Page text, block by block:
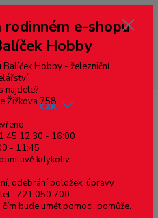
zemí, pokud chcete platit v eurech
měny - pravý horní roh ---
zásilku nevyzvednete, bude po
platbou za poštovné, v opačném
na blacklist a rušeny následující
Menu
CZK
e-shopu
Hobby
Balíček Hobby - železniční
najdete?
Žižkova 758
12:30 - 16:00
- 11:45
kdykoliv
odebrání položek, úpravy
721 050 700
bude umět pomoci, pomůže.